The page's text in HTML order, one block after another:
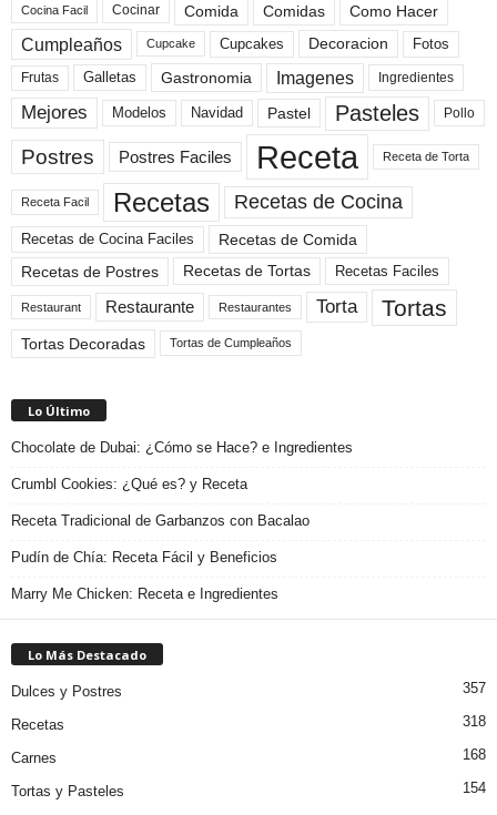
Cocina Facil Cocinar Comida Comidas Como Hacer
Cumpleaños Cupcake Cupcakes Decoracion Fotos
Frutas Galletas Gastronomia Imagenes Ingredientes
Mejores Modelos Navidad Pastel Pasteles Pollo
Postres Postres Faciles Receta Receta de Torta
Receta Facil Recetas Recetas de Cocina
Recetas de Cocina Faciles
Recetas de Comida
Recetas de Postres
Recetas de Tortas Recetas Faciles
Restaurant Restaurante Restaurantes Torta Tortas
Tortas Decoradas Tortas de Cumpleaños
Lo Último
Chocolate de Dubai: ¿Cómo se Hace? e Ingredientes
Crumbl Cookies: ¿Qué es? y Receta
Receta Tradicional de Garbanzos con Bacalao
Pudín de Chía: Receta Fácil y Beneficios
Marry Me Chicken: Receta e Ingredientes
Lo Más Destacado
Dulces y Postres 357
Recetas 318
Carnes 168
Tortas y Pasteles
154